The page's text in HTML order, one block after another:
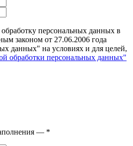
обработку персональных данных в
законом от 27.06.2006 года
данных" на условиях и для целей,
обработки персональных данных"
— *